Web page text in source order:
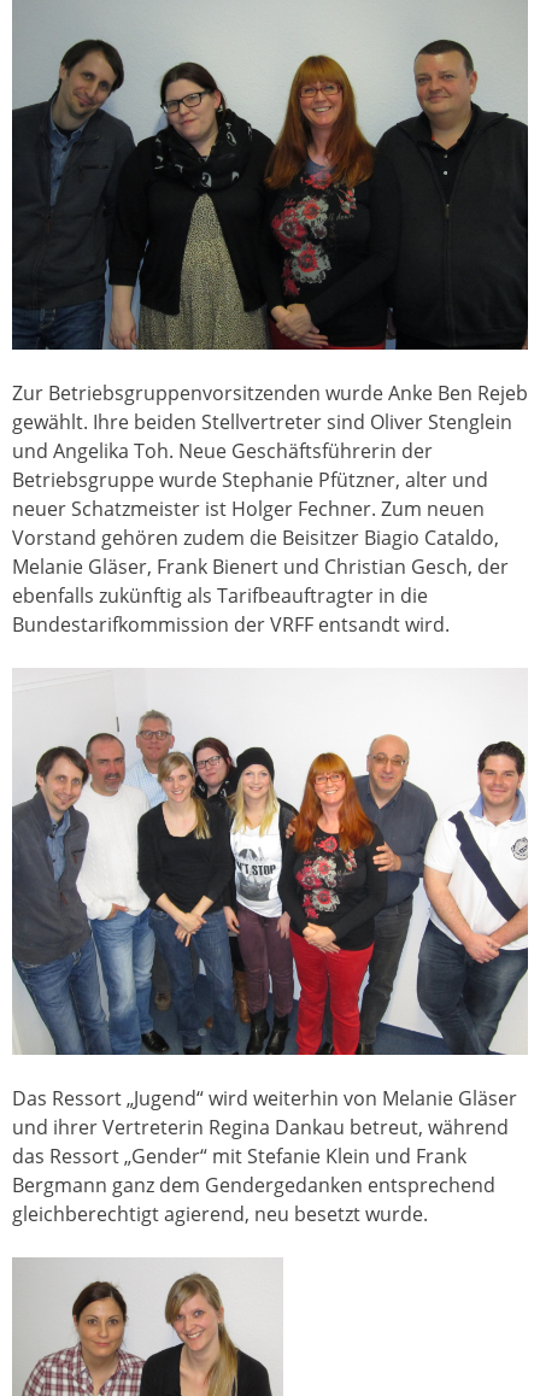
Zur Betriebsgruppenvorsitzenden wurde Anke Ben Rejeb
gewählt. Ihre beiden Stellvertreter sind Oliver Stenglein
und Angelika Toh. Neue Geschäftsführerin der
Betriebsgruppe wurde Stephanie Pfützner, alter und
neuer Schatzmeister ist Holger Fechner. Zum neuen
Vorstand gehören zudem die Beisitzer Biagio Cataldo,
Melanie Gläser, Frank Bienert und Christian Gesch, der
ebenfalls zukünftig als Tarifbeauftragter in die
Bundestarifkommission der VRFF entsandt wird.
Das Ressort „Jugend“ wird weiterhin von Melanie Gläser
und ihrer Vertreterin Regina Dankau betreut, während
das Ressort „Gender“ mit Stefanie Klein und Frank
Bergmann ganz dem Gendergedanken entsprechend
gleichberechtigt agierend, neu besetzt wurde.